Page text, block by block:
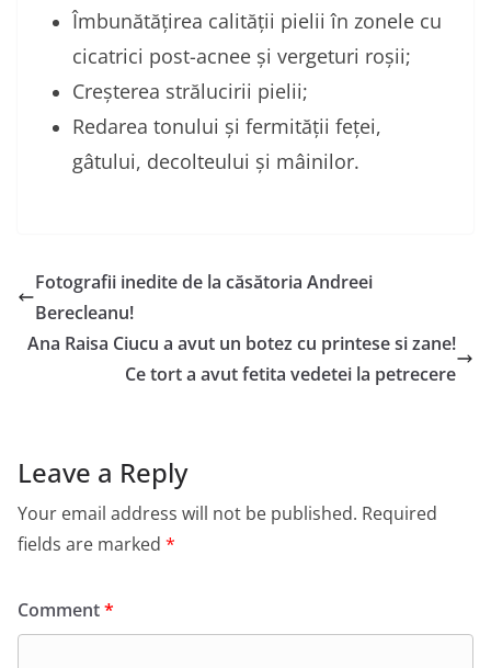
Îmbunătățirea calității pielii în zonele cu
cicatrici post-acnee și vergeturi roșii;
Creșterea strălucirii pielii;
Redarea tonului și fermității feței,
gâtului, decolteului și mâinilor.
Fotografii inedite de la căsătoria Andreei
Berecleanu!
Ana Raisa Ciucu a avut un botez cu printese si zane!
Ce tort a avut fetita vedetei la petrecere
Leave a Reply
Your email address will not be published. Required
fields are marked *
Comment*